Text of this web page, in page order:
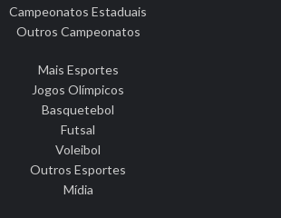
Campeonatos Estaduais
Outros Campeonatos
Mais Esportes
Jogos Olímpicos
Basquetebol
Futsal
Voleibol
Outros Esportes
Mídia